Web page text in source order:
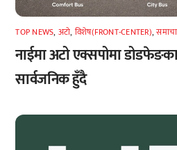
TOP NEWS, अटाे, विशेष(FRONT-CENTER),
नाईमा अटो एक्सपोमा
सार्वजनिक हुँदै